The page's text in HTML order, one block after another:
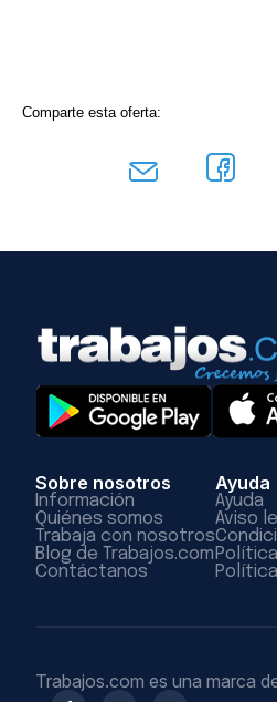
Comparte esta oferta:
Sobre nosotros
Información
Quiénes somos
Trabaja con nosotros
Blog de Trabajos.com
Contáctanos
Ayuda
Ayuda
Aviso
Trabajos.com es una marca